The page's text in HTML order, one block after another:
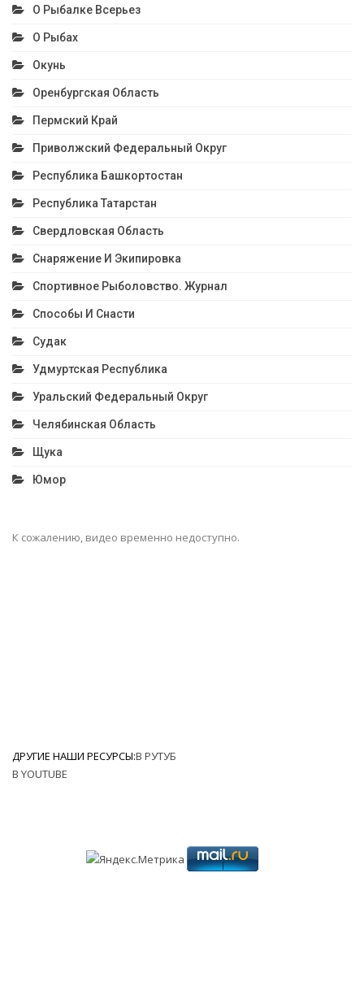
О Рыбалке Всерьез
О Рыбах
Окунь
Оренбургская Область
Пермский Край
Приволжский Федеральный Округ
Республика Башкортостан
Республика Татарстан
Свердловская Область
Снаряжение И Экипировка
Спортивное Рыболовство. Журнал
Способы И Снасти
Судак
Удмуртская Республика
Уральский Федеральный Округ
Челябинская Область
Щука
Юмор
К сожалению, видео временно недоступно.
ДРУГИЕ НАШИ РЕСУРСЫ:В РУТУБ
В YOUTUBE